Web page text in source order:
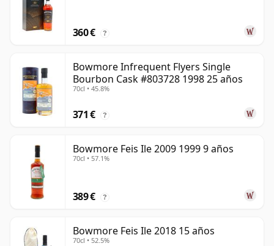
360 € ?
Bowmore Infrequent Flyers Single
Bourbon Cask #803728 1998 25 años
70cl • 45.8%
371 € ?
Bowmore Feis Ile 2009 1999 9 años
70cl • 57.1%
389 € ?
Bowmore Feis Ile 2018 15 años
70cl • 52.5%